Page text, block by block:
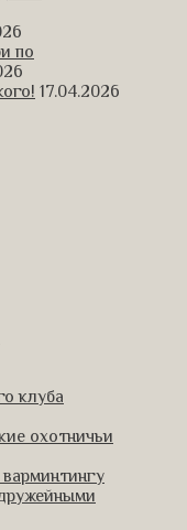
по
17.04.2026
клуба
охотничьи